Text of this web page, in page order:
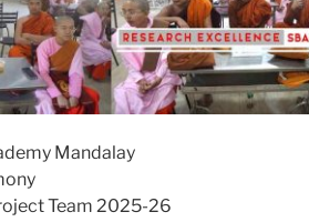
Mandalay
Team 2025-26